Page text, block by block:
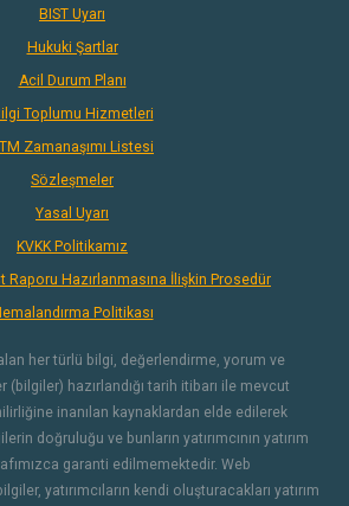
BIST Uyarı
Hukuki Şartlar
Acil Durum Planı
Toplumu Hizmetleri
Zamanaşımı Listesi
Sözleşmeler
Yasal Uyarı
KVKK Politikamız
Raporu Hazırlanmasına İlişkin Prosedür
Politikası
her türlü bilgi, değerlendirme, yorum ve
hazırlandığı tarih itibarı ile mevcut
inanılan kaynaklardan elde edilerek
doğruluğu ve bunların yatırımcının yatırım
garanti edilmemektedir. Web
yatırımcıların kendi oluşturacakları yatırım